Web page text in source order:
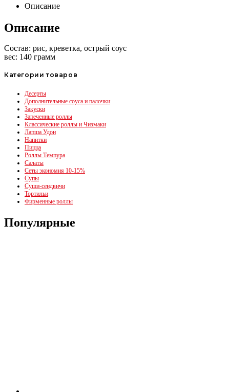
Описание
Описание
Состав: рис, креветка, острый соус
вес: 140 грамм
Категории товаров
Десерты
Дополнительные соуса и палочки
Закуски
Запеченные роллы
Классические роллы и Чизмаки
Лапша Удон
Напитки
Пицца
Роллы Темпура
Салаты
Сеты экономия 10-15%
Супы
Суши-сендвичи
Тортильи
Фирменные роллы
Популярные